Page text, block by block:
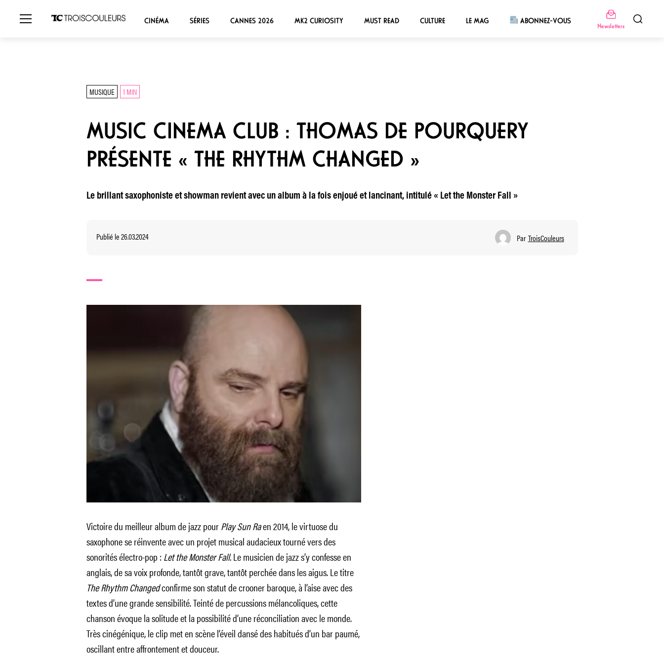
CINÉMA SÉRIES CANNES 2026 MK2 CURIOSITY MUST READ CULTURE LE MAG ABONNEZ-VOUS
Newsletters
MUSIQUE 1 MIN
MUSIC CINEMA CLUB : THOMAS DE POURQUERY
PRÉSENTE « THE RHYTHM CHANGED »
Le brillant saxophoniste et showman revient avec un album à la fois enjoué et lancinant, intitulé « Let the Monster Fall »
Publié le 26.03.2024 Par TroisCouleurs
Victoire du meilleur album de jazz pourPlay Sun Raen 2014, le virtuose du
saxophone se réinvente avec un projet musical audacieux tourné vers des
sonorités électro-pop : Let the Monster Fall.Le musicien de jazz s’y confesse en
anglais, de sa voix profonde, tantôt grave, tantôt perchée dans les aigus. Le titre
The Rhythm Changedconfirme son statut de crooner baroque, à l’aise avec des
textes d’une grande sensibilité. Teinté de percussions mélancoliques, cette
chanson évoque la solitude et la possibilité d’une réconciliation avec le monde.
Très cinégénique, le clip met en scène l’éveil dansé des habitués d’un bar paumé,
oscillant entre affrontement et douceur.